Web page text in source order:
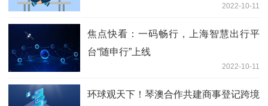
2022-10-11
焦点快看：一码畅行，上海智慧出行平
台“随申行”上线
2022-10-11
环球观天下！琴澳合作共建商事登记跨境